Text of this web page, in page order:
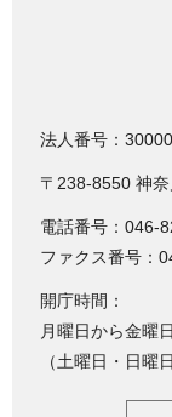
法人番号：
〒238-8550 神
電話番号：046-
ファクス番号：
開庁時間：
月曜日から金曜
（土曜日・日曜